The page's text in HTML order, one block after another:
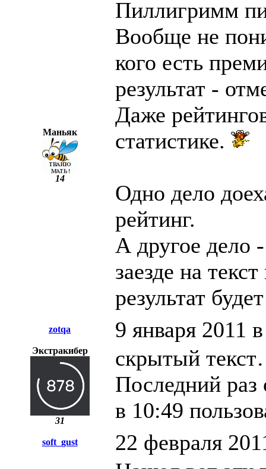
Маньяк
14
Пиллигримм
Вообще не
кого есть
результат -
Даже
статистике.
Одно дело
рейтинг.
А другое дело
заезде на
результат
zotqa 9 января 2011
Экстракибер
31
скрытый
Последний раз
в 10:49
soft_gust 22 февраля